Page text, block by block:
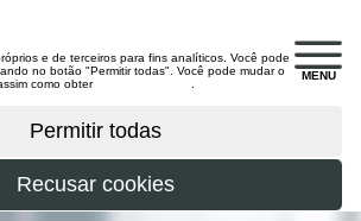
MENU
e de terceiros para fins analíticos. Você pode
no botão "Permitir todas". Você pode mudar o
como obter